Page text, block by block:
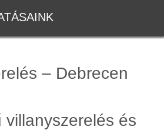
– Debrecen
villanyszerelés és